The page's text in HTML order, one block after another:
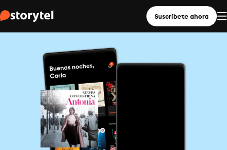
Suscríbete ahora